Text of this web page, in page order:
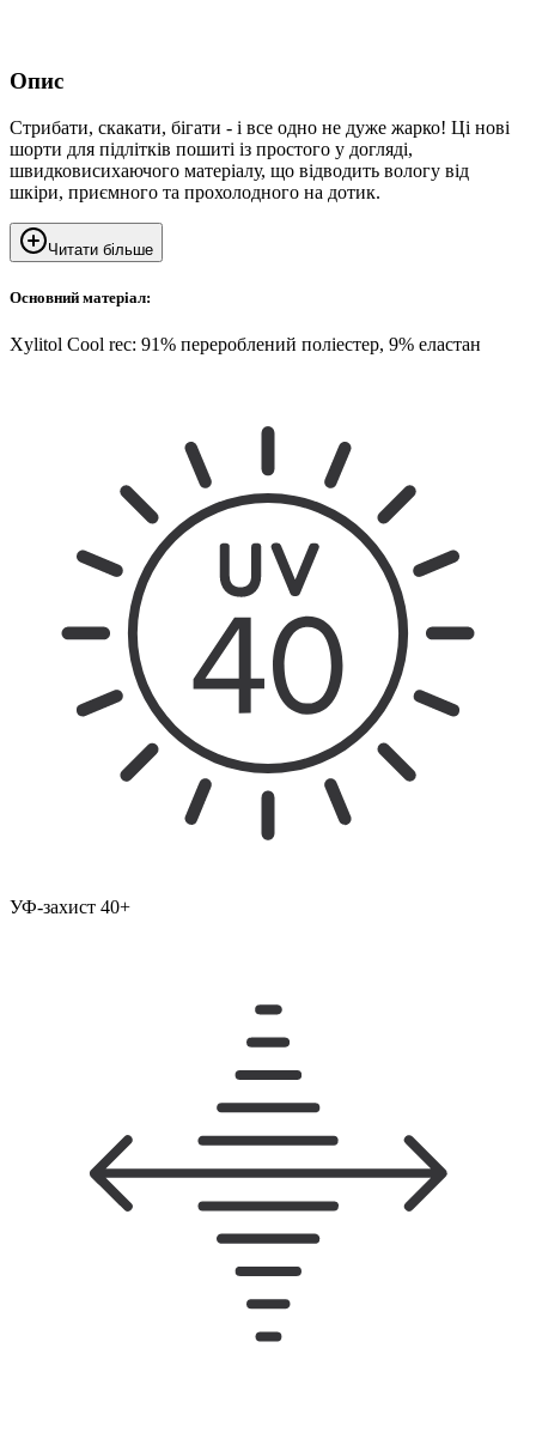
Опис
Стрибати, скакати, бігати - і все одно не дуже жарко! Ці нові
шорти для підлітків пошиті із простого у догляді,
швидковисихаючого матеріалу, що відводить вологу від
шкіри, приємного та прохолодного на дотик.
Читати більше
Основний матеріал:
Xylitol Cool rec: 91% перероблений поліестер, 9% еластан
УФ-захист 40+